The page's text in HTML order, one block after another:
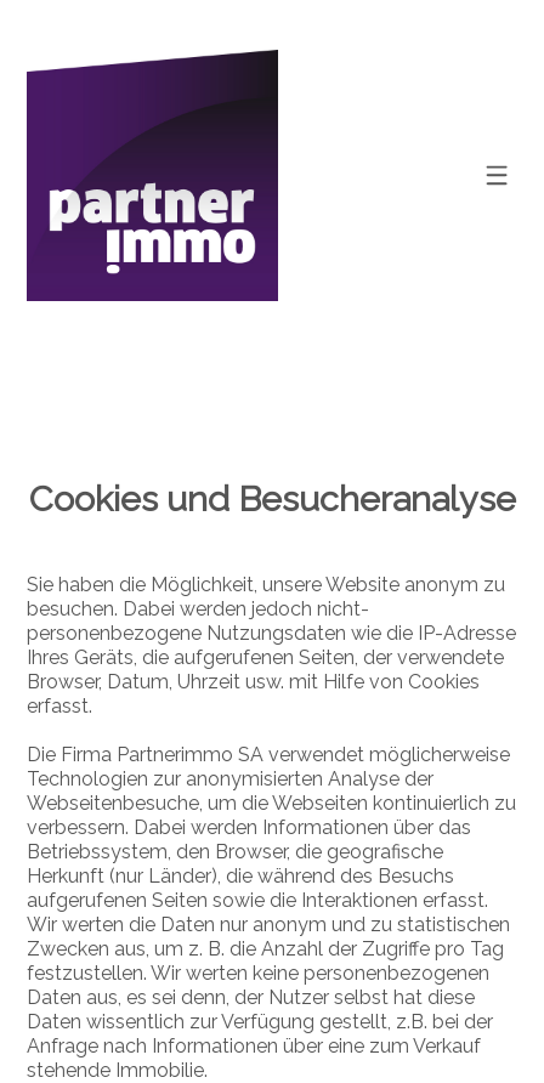
Cookies und Besucheranalyse
Sie haben die Möglichkeit, unsere Website anonym zu
besuchen. Dabei werden jedoch nicht-
personenbezogene Nutzungsdaten wie die IP-Adresse
Ihres Geräts, die aufgerufenen Seiten, der verwendete
Browser, Datum, Uhrzeit usw. mit Hilfe von Cookies
erfasst.
Die Firma Partnerimmo SA verwendet möglicherweise
Technologien zur anonymisierten Analyse der
Webseitenbesuche, um die Webseiten kontinuierlich zu
verbessern. Dabei werden Informationen über das
Betriebssystem, den Browser, die geografische
Herkunft (nur Länder), die während des Besuchs
aufgerufenen Seiten sowie die Interaktionen erfasst.
Wir werten die Daten nur anonym und zu statistischen
Zwecken aus, um z. B. die Anzahl der Zugriffe pro Tag
festzustellen. Wir werten keine personenbezogenen
Daten aus, es sei denn, der Nutzer selbst hat diese
Daten wissentlich zur Verfügung gestellt, z.B. bei der
Anfrage nach Informationen über eine zum Verkauf
stehende Immobilie.